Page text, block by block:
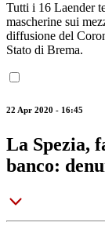
Tutti i 16 Laender
mascherine sui
diffusione del
Stato di Brema.
22 Apr 2020 - 16:45
La Spezia,
banco: